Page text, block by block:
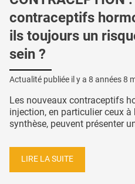
contraceptifs
ils toujours un
sein ?
Actualité publiée il y a 8 années 8
Les nouveaux contraceptifs
injection, en particulier ceux
synthèse, peuvent présenter
LIRE LA SUITE